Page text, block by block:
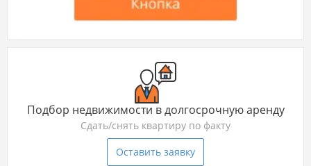
Подбор недвижимости в долгосрочную аренду
Сдать/снять квартиру по факту
Оставить заявку